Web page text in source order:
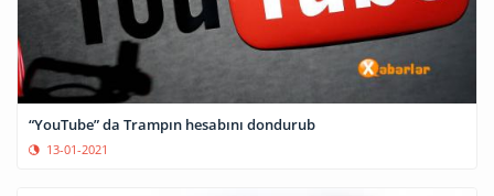
“YouTube” da Trampın hesabını dondurub
13-01-2021